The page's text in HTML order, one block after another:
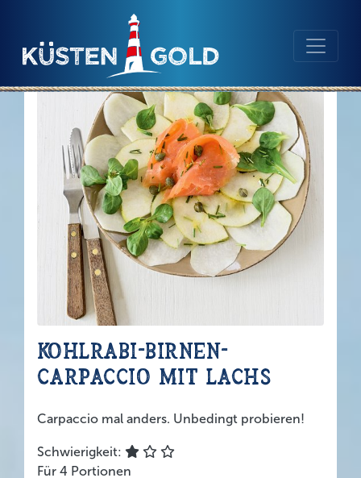
Inhalt
Kohlrabi-Birnen-
Carpaccio mit Lachs
Carpaccio mal anders. Unbedingt probieren!
Schwierigkeit:
Für 4 Portionen